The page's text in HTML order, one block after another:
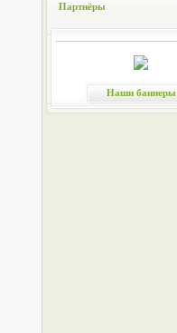
Партнёры
Наши баннеры